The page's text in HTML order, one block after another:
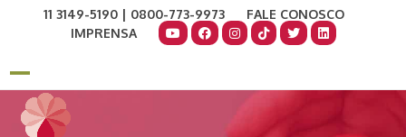
11 3149-5190 | 0800-773-9973
FALE CONOSCO
IMPRENSA
Open
mobile
Close
mobile